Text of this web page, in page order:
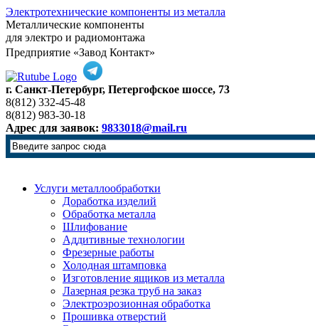
Электротехнические компоненты из металла
Металлические компоненты
для электро и радиомонтажа
Предприятие «Завод Контакт»
г. Санкт-Петербург, Петергофское шоссе, 73
8(812) 332-45-48
8(812) 983-30-18
Адрес для заявок: 9833018@mail.ru
Услуги металлообработки
Доработка изделий
Обработка металла
Шлифование
Аддитивные технологии
Фрезерные работы
Холодная штамповка
Изготовление ящиков из металла
Лазерная резка труб на заказ
Электроэрозионная обработка
Прошивка отверстий